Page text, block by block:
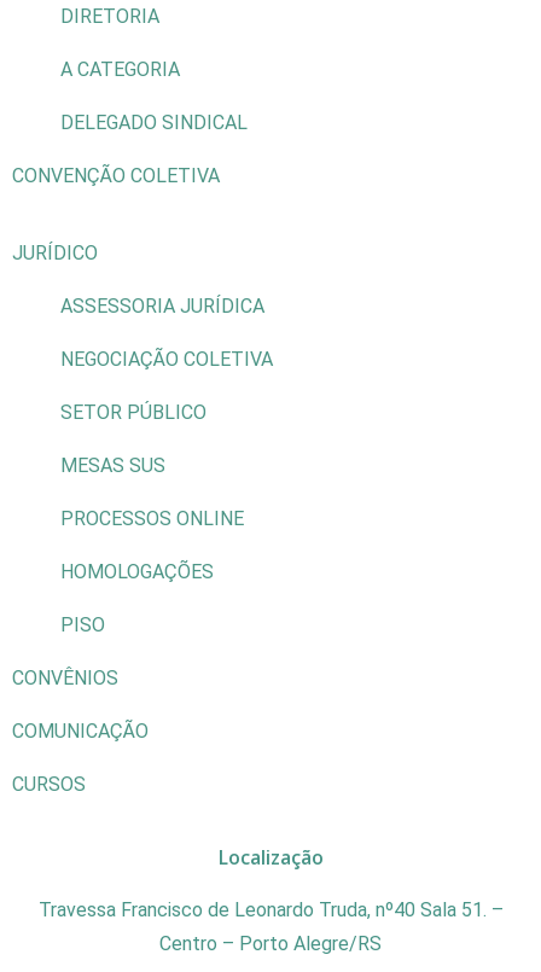
DIRETORIA
A CATEGORIA
DELEGADO SINDICAL
CONVENÇÃO COLETIVA
JURÍDICO
ASSESSORIA JURÍDICA
NEGOCIAÇÃO COLETIVA
SETOR PÚBLICO
MESAS SUS
PROCESSOS ONLINE
HOMOLOGAÇÕES
PISO
CONVÊNIOS
COMUNICAÇÃO
CURSOS
Localização
Travessa Francisco de Leonardo Truda, nº40 Sala 51. –
Centro – Porto Alegre/RS